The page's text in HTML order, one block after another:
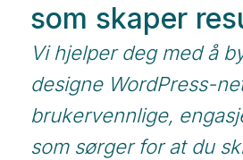
som skaper
Vi hjelper deg med å
designe WordPress-
brukervennlige,
som sørger for at du